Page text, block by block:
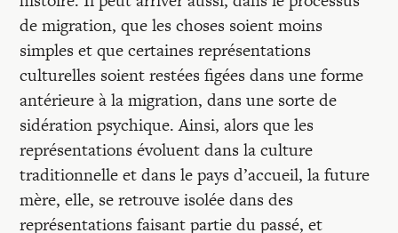
de migration, que les choses soient moins
simples et que certaines représentations
culturelles soient restées figées dans une forme
antérieure à la migration, dans une sorte de
sidération psychique. Ainsi, alors que les
représentations évoluent dans la culture
traditionnelle et dans le pays d’accueil, la future
mère, elle, se retrouve isolée dans des
représentations faisant partie du passé, et